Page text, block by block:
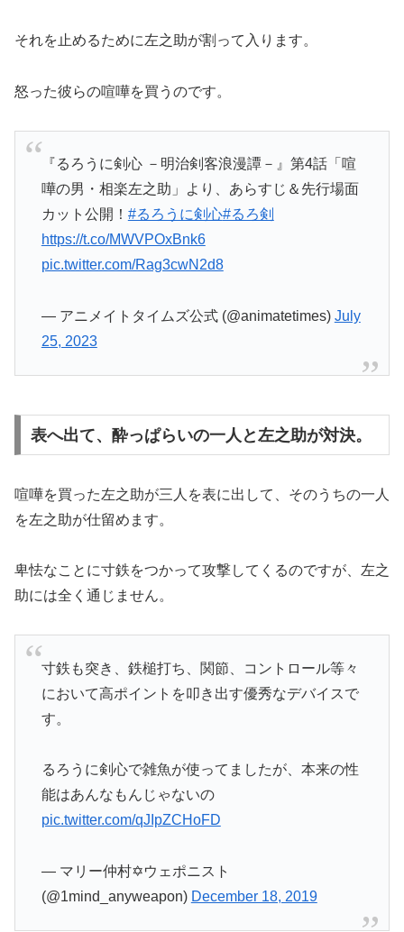
それを止めるために左之助が割って入ります。
怒った彼らの喧嘩を買うのです。
『るろうに剣心 －明治剣客浪漫譚－』第4話「喧
嘩の男・相楽左之助」より、あらすじ＆先行場面
カット公開！ #るろうに剣心#るろ剣
https://t.co/MWVPOxBnk6
pic.twitter.com/Rag3cwN2d8
— アニメイトタイムズ公式 (@animatetimes) July
25, 2023
表へ出て、酔っぱらいの一人と左之助が対決。
喧嘩を買った左之助が三人を表に出して、そのうちの一人
を左之助が仕留めます。
卑怯なことに寸鉄をつかって攻撃してくるのですが、左之
助には全く通じません。
寸鉄も突き、鉄槌打ち、関節、コントロール等々
において高ポイントを叩き出す優秀なデバイスで
す。
るろうに剣心で雑魚が使ってましたが、本来の性
能はあんなもんじゃないの
pic.twitter.com/qJIpZCHoFD
— マリー仲村✡ウェポニスト
(@1mind_anyweapon) December 18, 2019